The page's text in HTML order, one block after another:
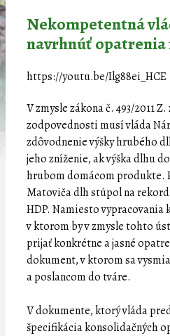
Nekompetentná
navrhnúť opatrenia
https://youtu.be/Ilg88ei_HCE
V zmysle zákona č. 493/2011
zodpovednosti musí vláda
zdôvodnenie výšky hrubého
jeho zníženie, ak výška dlhu
hrubom domácom produkte.
Matoviča dlh stúpol na
HDP. Namiesto
v ktorom by v zmysle tohto
prijať konkrétne a jasné
dokument, v ktorom sa
a poslancom do tváre.
V dokumente, ktorý vláda
špecifikácia konsolidačných